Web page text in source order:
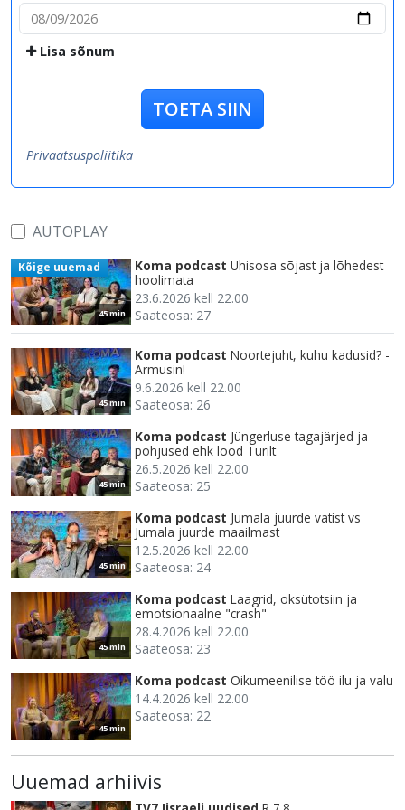
Lisa sõnum
TOETA SIIN
Privaatsuspoliitika
AUTOPLAY
45 min
Kõige uuemad Koma podcast Ühisosa sõjast ja lõhedest
hoolimata
23.6.2026 kell 22.00
Saateosa: 27
45 min
Koma podcast Noortejuht, kuhu kadusid? -
Armusin!
9.6.2026 kell 22.00
Saateosa: 26
45 min
Koma podcast Jüngerluse tagajärjed ja
põhjused ehk lood Türilt
26.5.2026 kell 22.00
Saateosa: 25
45 min
Koma podcast Jumala juurde vatist vs
Jumala juurde maailmast
12.5.2026 kell 22.00
Saateosa: 24
45 min
Koma podcast Laagrid, oksütotsiin ja
emotsionaalne "crash"
28.4.2026 kell 22.00
Saateosa: 23
45 min
Koma podcast Oikumeenilise töö ilu ja valu
14.4.2026 kell 22.00
Saateosa: 22
Uuemad arhiivis